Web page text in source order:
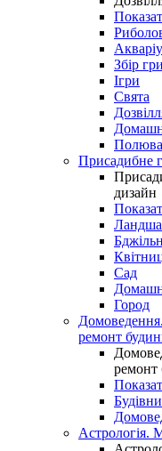
Збір
Ігри
Свята
Присадибне
дизайн
Сад
Город
ремонт
ремонт
Астрологія.